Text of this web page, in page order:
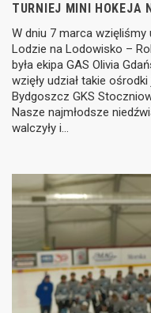
TURNIEJ MINI HOKEJA
W dniu 7 marca wzięliśmy
Lodzie na Lodowisko –
była ekipa GAS Olivia
wzięły udział takie
Bydgoszcz GKS
Nasze najmłodsze
walczyły i…